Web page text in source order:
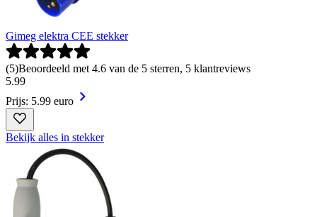
Gimeg elektra CEE stekker
(5)Beoordeeld met 4.6 van de 5 sterren, 5 klantreviews
5.99
Prijs: 5.99 euro
Bekijk alles in stekker